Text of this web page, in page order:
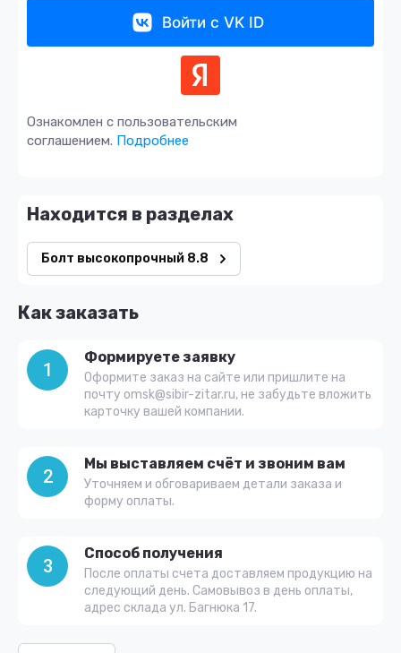
Войти с VK ID
Ознакомлен с пользовательским
соглашением. Подробнее
Находится в разделах
Болт высокопрочный 8.8
Как заказать
1
Формируете заявку
Оформите заказ на сайте или пришлите на
почту omsk@sibir-zitar.ru, не забудьте вложить
карточку вашей компании.
2
Мы выставляем счёт и звоним вам
Уточняем и обговариваем детали заказа и
форму оплаты.
3
Способ получения
После оплаты счета доставляем продукцию на
следующий день. Самовывоз в день оплаты,
адрес склада ул. Багнюка 17.